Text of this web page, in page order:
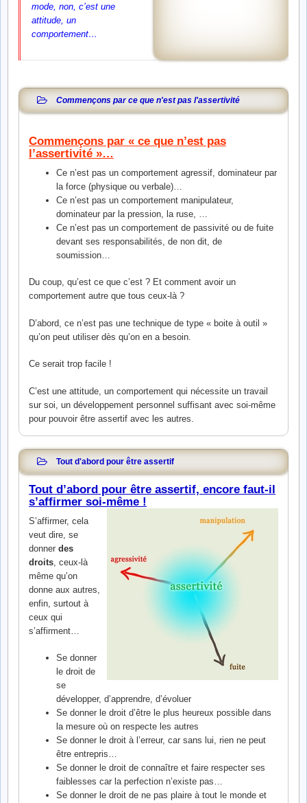
mode, non, c’est une
attitude, un
comportement…
Commençons par ce que n'est pas l'assertivité
Commençons par « ce que n’est pas
l’assertivité »…
Ce n’est pas un comportement agressif, dominateur par
la force (physique ou verbale)…
Ce n’est pas un comportement manipulateur,
dominateur par la pression, la ruse, …
Ce n’est pas un comportement de passivité ou de fuite
devant ses responsabilités, de non dit, de
soumission…
Du coup, qu’est ce que c’est ? Et comment avoir un
comportement autre que tous ceux-là ?
D’abord, ce n’est pas une technique de type « boite à outil »
qu’on peut utiliser dès qu’on en a besoin.
Ce serait trop facile !
C’est une attitude, un comportement qui nécessite un travail
sur soi, un développement personnel suffisant avec soi-même
pour pouvoir être assertif avec les autres.
Tout d'abord pour être assertif
Tout d’abord pour être assertif, encore faut-il
s’affirmer soi-même !
S’affirmer, cela
veut dire, se
donner des
droits , ceux-là
même qu’on
donne aux autres,
enfin, surtout à
ceux qui
s’affirment…
Se donner
le droit de
se
développer, d’apprendre, d’évoluer
Se donner le droit d’être le plus heureux possible dans
la mesure où on respecte les autres
Se donner le droit à l’erreur, car sans lui, rien ne peut
être entrepris…
Se donner le droit de connaître et faire respecter ses
faiblesses car la perfection n’existe pas…
Se donner le droit de ne pas plaire à tout le monde et